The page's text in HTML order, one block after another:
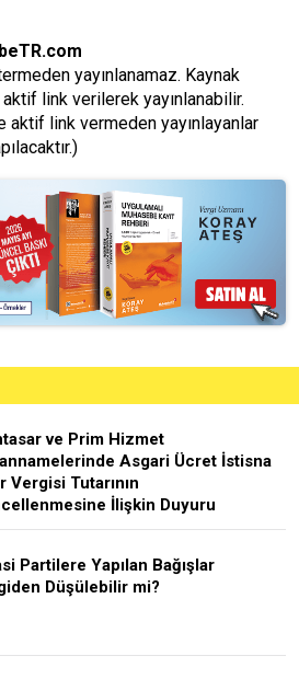
yayınlanamaz. Kaynak
link verilerek yayınlanabilir.
aktif link vermeden yayınlayanlar
ve Prim Hizmet
Asgari Ücret İstisna
Vergisi Tutarının
İlişkin Duyuru
Partilere Yapılan Bağışlar
Düşülebilir mi?